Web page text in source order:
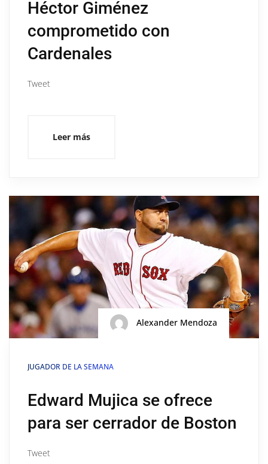
Héctor Giménez
comprometido con
Cardenales
Tweet
Leer más
Alexander Mendoza
JUGADOR DE LA SEMANA
Edward Mujica se ofrece
para ser cerrador de Boston
Tweet